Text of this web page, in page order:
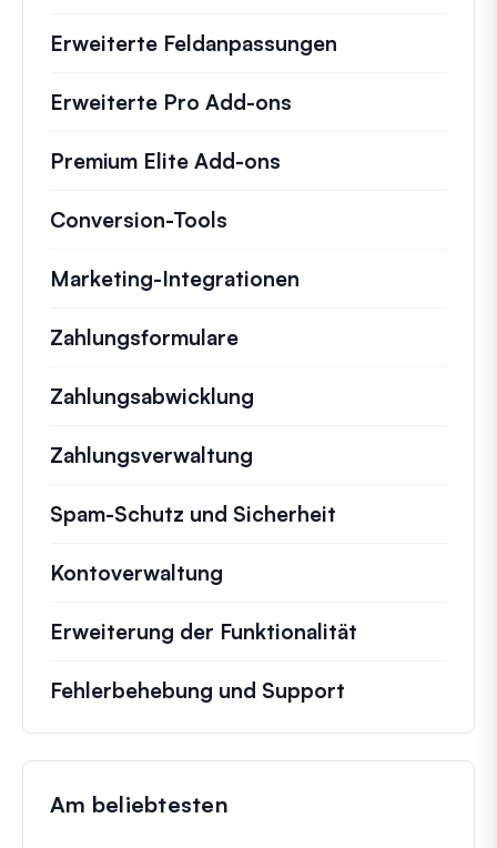
Erweiterte Feldanpassungen
Erweiterte Pro Add-ons
Premium Elite Add-ons
Conversion-Tools
Marketing-Integrationen
Zahlungsformulare
Zahlungsabwicklung
Zahlungsverwaltung
Spam-Schutz und Sicherheit
Kontoverwaltung
Erweiterung der Funktionalität
Fehlerbehebung und Support
Am beliebtesten